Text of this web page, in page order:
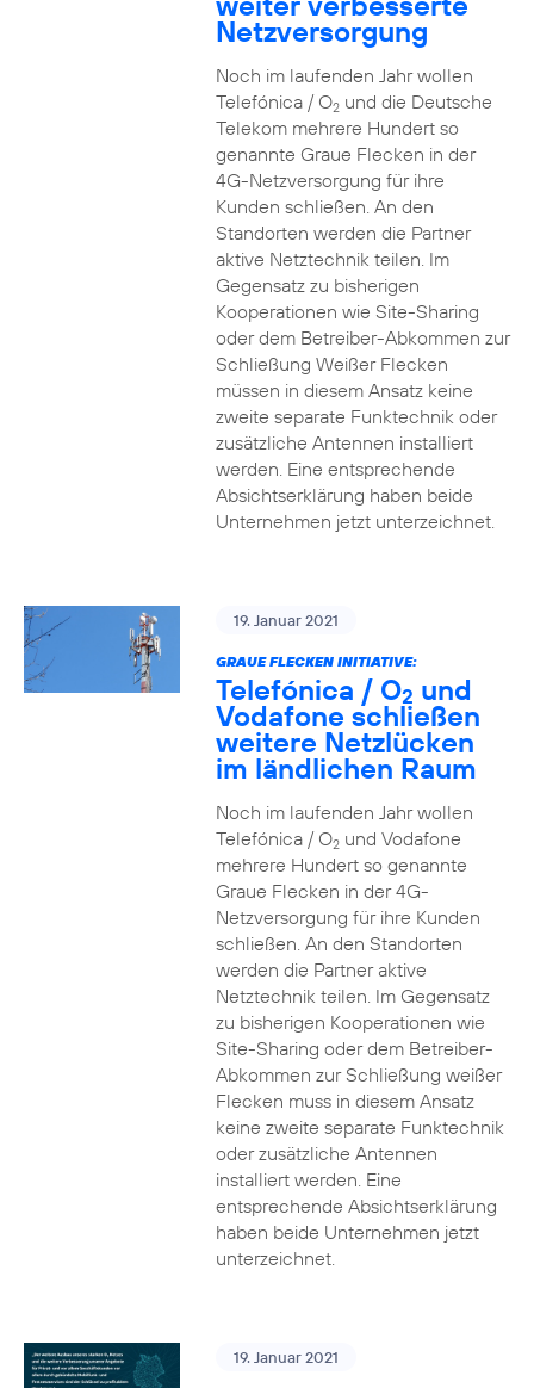
Netzversorgung
Noch im laufenden Jahr wollen
Telefónica / O2und die Deutsche
Telekom mehrere Hundert so
genannte Graue Flecken in der
4G-Netzversorgung für ihre
Kunden schließen. An den
Standorten werden die Partner
aktive Netztechnik teilen. Im
Gegensatz zu bisherigen
Kooperationen wie Site-Sharing
oder dem Betreiber-Abkommen zur
Schließung Weißer Flecken
müssen in diesem Ansatz keine
zweite separate Funktechnik oder
zusätzliche Antennen installiert
werden. Eine entsprechende
Absichtserklärung haben beide
Unternehmen jetzt unterzeichnet.
19. Januar 2021
GRAUE FLECKEN INITIATIVE:
Telefónica / O2 und
Vodafone schließen
weitere Netzlücken
im ländlichen Raum
Noch im laufenden Jahr wollen
Telefónica / O2und Vodafone
mehrere Hundert so genannte
Graue Flecken in der 4G-
Netzversorgung für ihre Kunden
schließen. An den Standorten
werden die Partner aktive
Netztechnik teilen. Im Gegensatz
zu bisherigen Kooperationen wie
Site-Sharing oder dem Betreiber-
Abkommen zur Schließung weißer
Flecken muss in diesem Ansatz
keine zweite separate Funktechnik
oder zusätzliche Antennen
installiert werden. Eine
entsprechende Absichtserklärung
haben beide Unternehmen jetzt
unterzeichnet.
19. Januar 2021